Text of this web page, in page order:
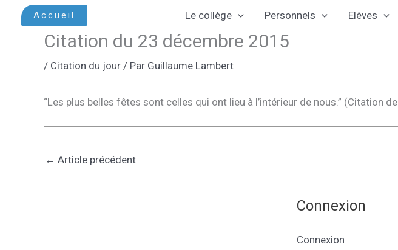
Accueil Le collège Personnels Elèves
Citation du 23 décembre 2015
/ Citation du jour / Par Guillaume Lambert
“Les plus belles fêtes sont celles qui ont lieu à l’intérieur de nous.” (Citation de
← Article précédent
Connexion
Connexion